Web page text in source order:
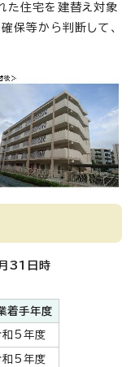
た住宅を建替え対象
保等から判断して、
31日時
着手年度
和5年度
和5年度